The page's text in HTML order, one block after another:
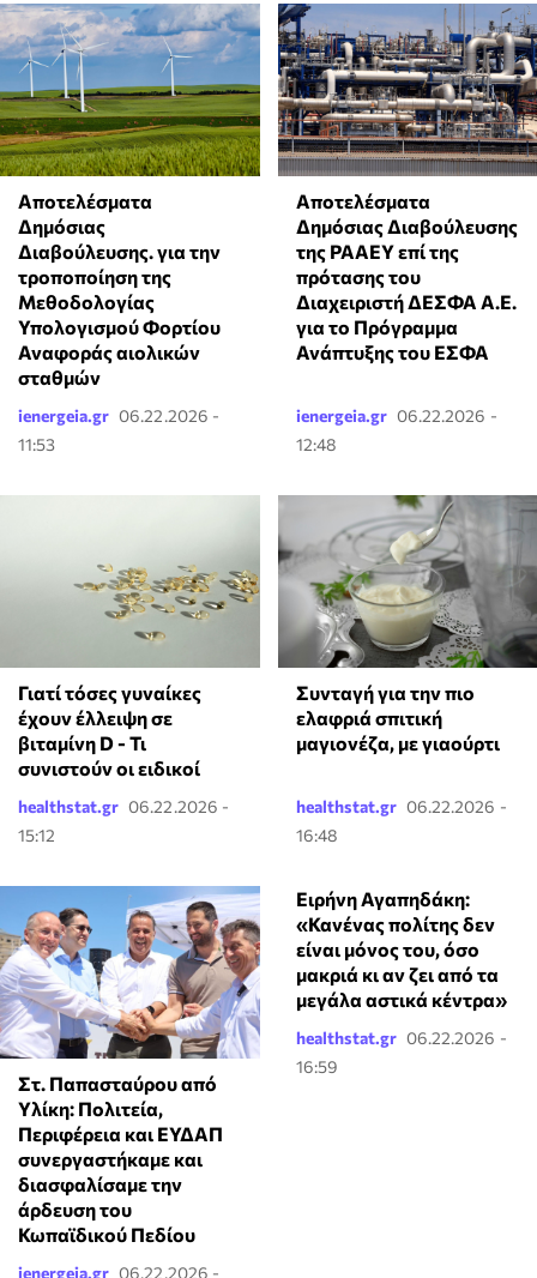
Αποτελέσματα
Δημόσιας
Διαβούλευσης. για την
τροποποίηση της
Μεθοδολογίας
Υπολογισμού Φορτίου
Αναφοράς αιολικών
σταθμών
ienergeia.gr 06.22.2026 -
11:53
Αποτελέσματα
Δημόσιας Διαβούλευσης
της ΡΑΑΕΥ επί της
πρότασης του
Διαχειριστή ΔΕΣΦΑ Α.Ε.
για το Πρόγραμμα
Ανάπτυξης του ΕΣΦΑ
ienergeia.gr 06.22.2026 -
12:48
Γιατί τόσες γυναίκες
έχουν έλλειψη σε
βιταμίνη D - Τι
συνιστούν οι ειδικοί
healthstat.gr 06.22.2026 -
15:12
Συνταγή για την πιο
ελαφριά σπιτική
μαγιονέζα, με γιαούρτι
healthstat.gr 06.22.2026 -
16:48
Στ. Παπασταύρου από
Υλίκη: Πολιτεία,
Περιφέρεια και ΕΥΔΑΠ
συνεργαστήκαμε και
διασφαλίσαμε την
άρδευση του
Κωπαϊδικού Πεδίου
ienergeia.gr 06.22.2026 -
Ειρήνη Αγαπηδάκη:
«Κανένας πολίτης δεν
είναι μόνος του, όσο
μακριά κι αν ζει από τα
μεγάλα αστικά κέντρα»
healthstat.gr 06.22.2026 -
16:59